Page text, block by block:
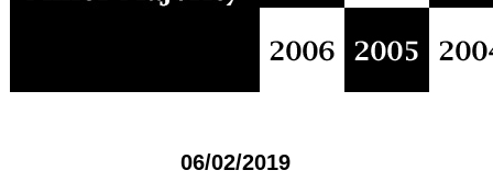
06/02/2019